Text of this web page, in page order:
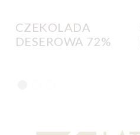
CZEKOLADA
DESEROWA 72%